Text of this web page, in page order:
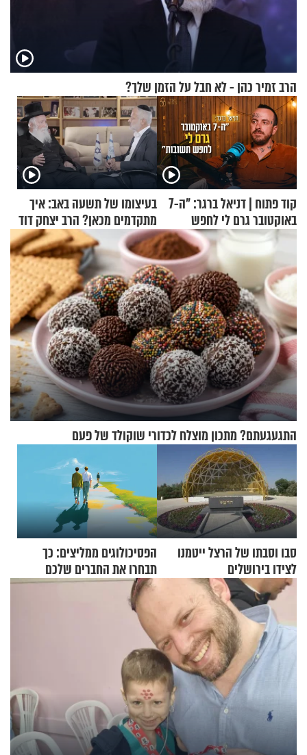
הרב זמיר כהן - לא חבל על הזמן שלך?
קוד פתוח | דניאל ברגר: "ה-7
באוקטובר גרם לי לחפש
תשובות"
בעיצומו של תשעה באב: איך
מתקדמים מכאן? הרב יצחק דוד
גרוסמן בשיחה מיוחדת
התגעגעתם? מתכון מוצלח לכדורי שוקולד של פעם
סבו וסבתו של הרצל ייטמנו
לצידו בירושלים
הפסיכולוגים ממליצים: כך
תבחרו את החברים שלכם
בחיים